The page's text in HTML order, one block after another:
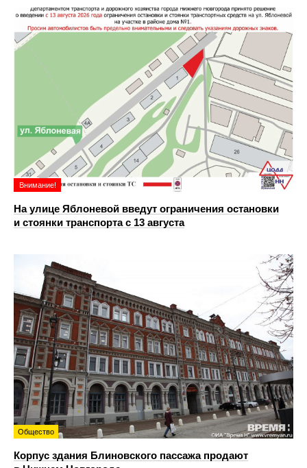
Внимание!
На улице Яблоневой введут ограничения остановки
и стоянки транспорта с 13 августа
Общество
Корпус здания Блиновского пассажа продают